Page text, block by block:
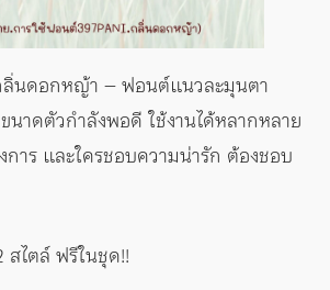
ลิ่นดอกหญ้า – ฟอนต์แนวละมุนตา
นาดตัวกำลังพอดี ใช้งานได้หลากหลาย
าร และใครชอบความน่ารัก ต้องชอบ
ไตล์ ฟรีในชุด!!